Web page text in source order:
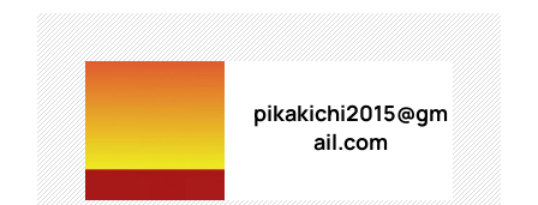
ー
シ
ョ
ン
pikakichi2015@gm
ail.com